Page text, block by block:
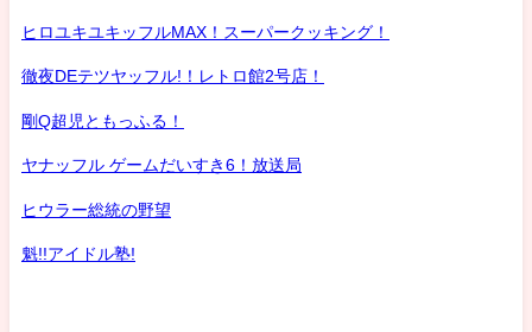
ヒロユキユキッフルMAX！スーパークッキング！
徹夜DEテツヤッフル!！レトロ館2号店！
剛Q超児ともっふる！
ヤナッフル ゲームだいすき6！放送局
ヒウラー総統の野望
魁!!アイドル塾!